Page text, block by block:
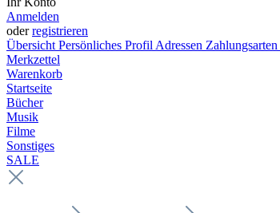
Anmelden
oderregistrieren
Übersicht Persönliches Profil Adressen Zahlungsarten
Merkzettel
Warenkorb
Startseite
Bücher
Musik
Filme
Sonstiges
SALE